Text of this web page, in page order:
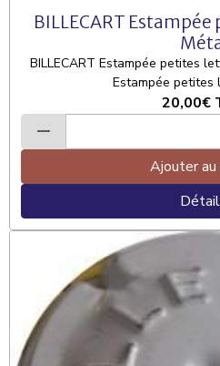
BILLECART
BILLECART Estampée petites
Estampée petites
20,00€
Ajouter au